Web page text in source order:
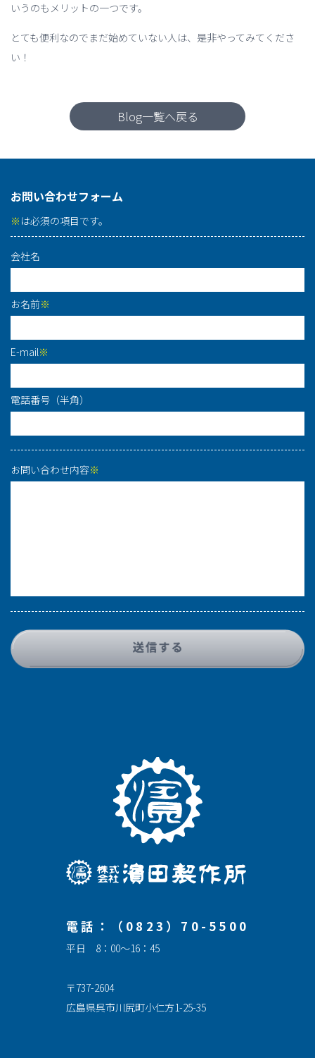
いうのもメリットの一つです。
とても便利なのでまだ始めていない人は、是非やってみてくださ
い！
Blog一覧へ戻る
電話：（0823）70-5500
平日 8：00～16：45
〒737-2604
広島県呉市川尻町小仁方1-25-35
お問い合わせフォーム
※ は必須の項目です。
会社名
お名前※
E-mail※
電話番号（半角）
お問い合わせ内容※